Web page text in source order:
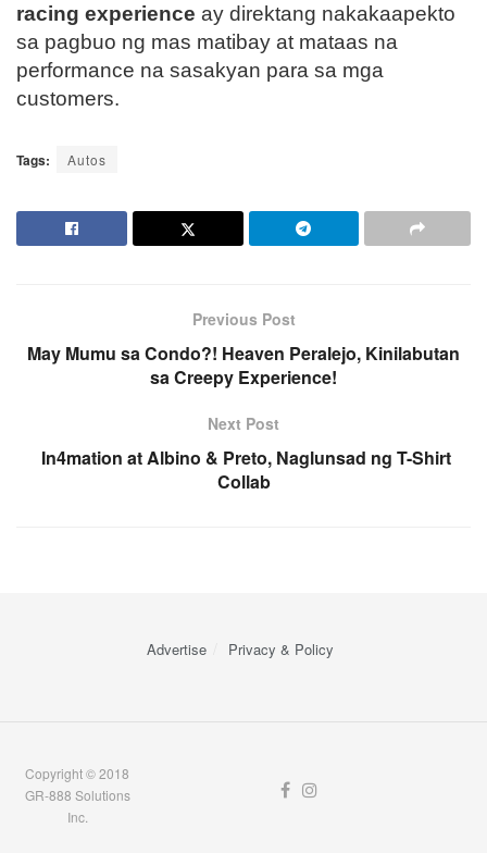
racing experience ay direktang nakakaapekto
sa pagbuo ng mas matibay at mataas na
performance na sasakyan para sa mga
customers.
Tags: Autos
Previous Post
May Mumu sa Condo?! Heaven Peralejo, Kinilabutan
sa Creepy Experience!
Next Post
In4mation at Albino & Preto, Naglunsad ng T-Shirt
Collab
Advertise Privacy & Policy
Copyright © 2018
GR-888 Solutions
Inc.